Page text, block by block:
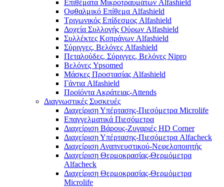
Επιθέματα Μικροτραυμάτων Alfashield
Οφθαλμικό Eπίθεμα Alfashield
Τριγωνικός Επίδεσμος Alfashield
Δοχεία Συλλογής Ούρων Alfashield
Συλλέκτες Κοπράνων Alfashield
Σύριγγες, Βελόνες Alfashield
Πεταλούδες, Σύριγγες, Βελόνες Nipro
Βελόνες Ypsomed
Μάσκες Προστασίας Alfashield
Γάντια Alfashield
Προϊόντα Ακράτειας-Attends
Διαγνωστικές Συσκευές
Διαχείριση Υπέρτασης-Πιεσόμετρα Microlife
Επαγγελματικά Πιεσόμετρα
Διαχείριση Βάρους-Ζυγαριές HD Corner
Διαχείριση Υπέρτασης-Πιεσόμετρα Alfacheck
Διαχείριση Αναπνευστικού-Νεφελοποιητής
Διαχείριση Θερμοκρασίας-Θερμόμετρα
Alfacheck
Διαχείριση Θερμοκρασίας-Θερμόμετρα
Microlife